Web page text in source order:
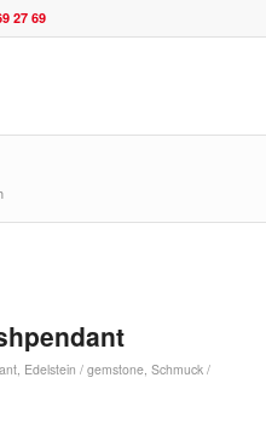
27 69
, Edelstein / gemstone, Schmuck /